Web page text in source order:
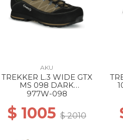
AKU
TREKKER L.3 WIDE GTX
MS 098 DARK
BROWN/ANTHRACITE
977W-098
$ 1005$ 2010